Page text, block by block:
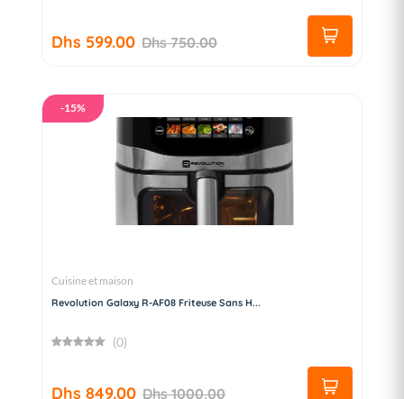
Dhs 599.00 Dhs 750.00
-15%
Cuisine et maison
Revolution Galaxy R-AF08 Friteuse Sans H...
(0)
Dhs 849.00 Dhs 1000.00